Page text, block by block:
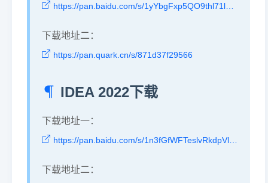
https://pan.baidu.com/s/1yYbgFxp5QO9thl71lBfMDw?pwd=mg33
下载地址二：
https://pan.quark.cn/s/871d37f29566
IDEA 2022下载
下载地址一：
https://pan.baidu.com/s/1n3fGfWFTeslvRkdpVlowRA?pwd=8x3y
下载地址二：